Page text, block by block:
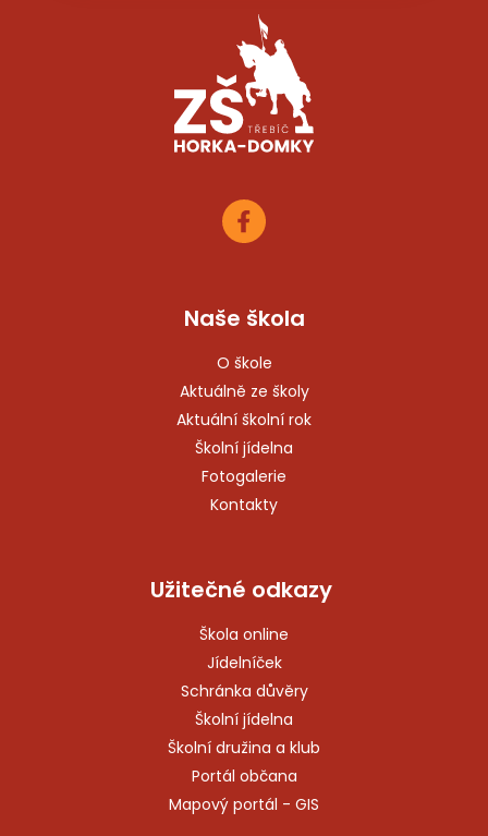
Naše škola
O škole
Aktuálně ze školy
Aktuální školní rok
Školní jídelna
Fotogalerie
Kontakty
Užitečné odkazy
Škola online
Jídelníček
Schránka důvěry
Školní jídelna
Školní družina a klub
Portál občana
Mapový portál - GIS